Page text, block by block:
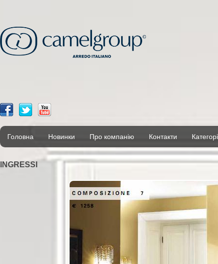
Головна Новинки Про компанію Контакти
INGRESSI